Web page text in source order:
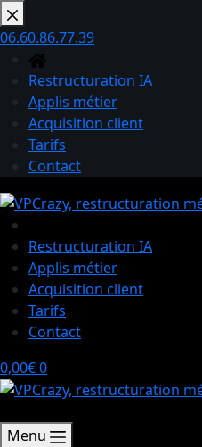
Passer
au
contenu
06.60.86.77.39
Restructuration IA
Applis métier
Acquisition client
Tarifs
Contact
Restructuration IA
Applis métier
Acquisition client
Tarifs
Contact
Panier
d’achat
0,00€0
Menu